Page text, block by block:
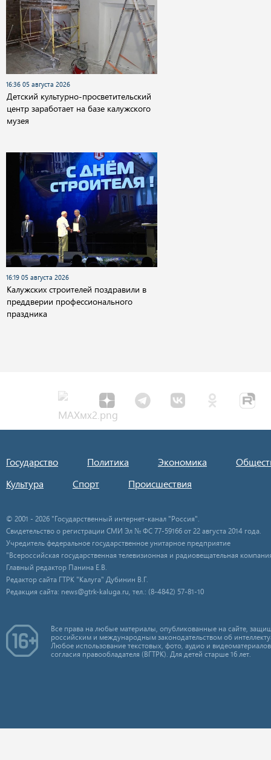
16:36 05 августа 2026
Детский культурно-просветительский
центр заработает на базе калужского
музея
16:19 05 августа 2026
Калужских строителей поздравили в
преддверии профессионального
праздника
Государство Политика Экономика
Культура
Спорт Происшествия
© 2001 - 2026 "Государственный интернет-канал "Россия".
Свидетельство о регистрации СМИ Эл № ФС 77-59166 от 22 августа 2014 года.
Учредитель федеральное государственное унитарное предприятие
"Всероссийская государственная телевизионная и радиовещательная
Главный редактор Панина Е.В.
Редактор сайта ГТРК "Калуга" Дубинин В.Г.
Редакция сайта: news@gtrk-kaluga.ru, тел.: (8-4842) 57-81-10
Все права на любые материалы, опубликованные на сайте,
российским и международным законодательством об
Любое использование текстовых, фото, аудио и
согласия правообладателя (ВГТРК). Для детей старше 16 лет.